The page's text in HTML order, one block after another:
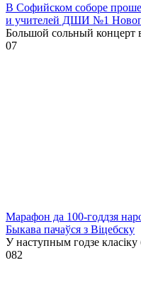
В Софийском соборе
и учителей ДШИ №1
Большой сольный концерт
07
Марафон да 100-годдзя
Быкава пачаўся з Віцебску
У наступным годзе
082